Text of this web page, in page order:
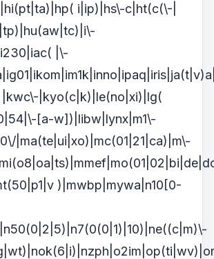
i|ip)|hs\-c|ht(c(\-|
|\-
|kwc\-|kyo(c|k)|le(no|xi)|lg(
[a-w])|libw|lynx|m1\-
|ma(te|ui|xo)|mc(01|21|ca)|m\-
)|mwbp|mywa|n10[0-